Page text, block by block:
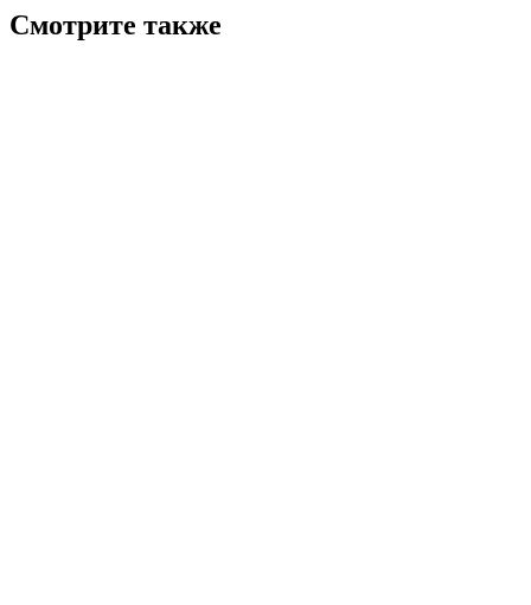
Смотрите также